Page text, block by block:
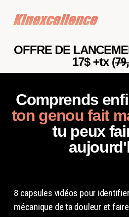
OFFRE DE
17$ +tx (
Comprends
ton genou fait
tu peux
8 capsules vidéos pour
mécanique de ta douleur et